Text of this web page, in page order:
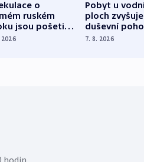
o
ruském
jsou pošetilé,
estonský
2026
Pobyt u
ploch zvyšuje
duševní
ukázala
7. 8. 2026